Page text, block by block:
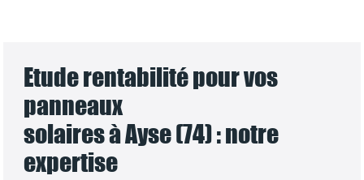
Etude rentabilité pour vos
panneaux
solaires à Ayse (74) : notre
expertise